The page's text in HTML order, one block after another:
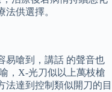
供選擇。
易嗆到，講話 的聲音也
，X-光刀似以上萬枝槍
法達到控制類似開刀的目